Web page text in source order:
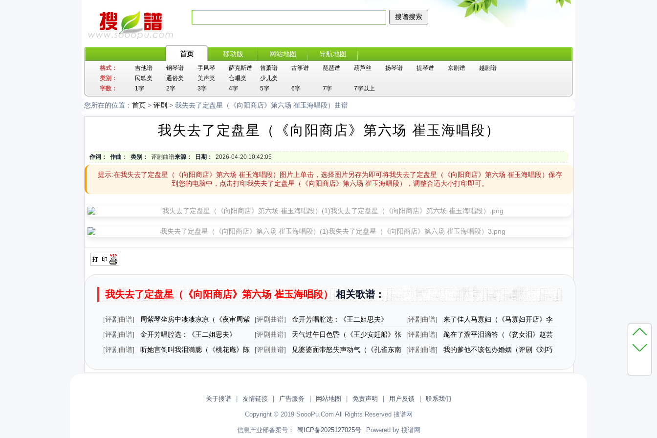
首页 移动版 网站地图 导航地图
格式： 吉他谱 钢琴谱 手风琴 萨克斯谱 笛萧谱 古筝谱 琵琶谱 葫芦丝 扬琴谱 提琴谱 京剧谱
越剧谱
类别：
民歌类 通俗类 美声类 合唱类
少儿类
字数：
1字 2字 3字 4字 5字 6字 7字 7字以上
您所在的位置： 首页 > 评剧 > 我失去了定盘星（《向阳商店》第六场 崔玉海唱段）曲谱
我失去了定盘星（《向阳商店》第六场 崔玉海唱段）
作词： 作曲： 类别： 评剧曲谱来源： 日期： 2026-04-20 10:42:05
提示:在我失去了定盘星（《向阳商店》第六场 崔玉海唱段）图片上单击，选择图片另存为即可将我失去了定盘星（《向阳商店》第六场 崔玉海唱段）保存
到您的电脑中，点击打印我失去了定盘星（《向阳商店》第六场 崔玉海唱段），调整合适大小打印即可。
我失去了定盘星（《向阳商店》第六场 崔玉海唱段）相关歌谱：
[评剧曲谱]
周紫琴坐房中凄凄凉凉（《夜审周紫
琴》周紫琴[旦]唱段）
[评剧曲谱]
金开芳唱腔选：《王二姐思夫》
（六）
[评剧曲谱]
来了佳人马寡妇（《马寡妇开店》李
氏[旦]唱段）
[评剧曲谱]
金开芳唱腔选：《王二姐思夫》
（五）
[评剧曲谱]
天气过午日色昏（《王少安赶船》张
翠娥[旦]唱段）
[评剧曲谱]
跪在了溜平泪滴答（《贫女泪》赵芸
娘[旦]唱段）
[评剧曲谱]
听她言倒叫我泪满腮（《桃花庵》陈
[评剧曲谱]
见婆婆面带怒失声动气（《孔雀东南
[评剧曲谱]
我的爹他不该包办婚姻（评剧《刘巧
关于搜谱 友情链接 广告服务 网站地图 免责声明 用户反馈 联系我们
Copyright © 2019 SoooPu.Com All Rights Reserved 搜谱网
信息产业部备案号： 蜀ICP备2025127025号 Powered by 搜谱网